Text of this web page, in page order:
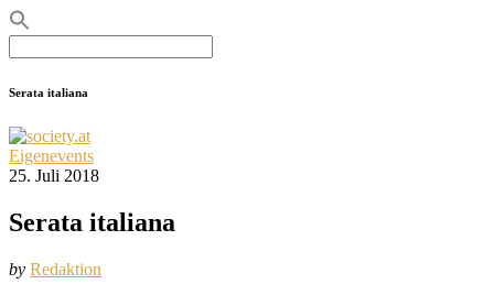
for:
Serata italiana
Eigenevents
25. Juli 2018
Serata italiana
by Redaktion